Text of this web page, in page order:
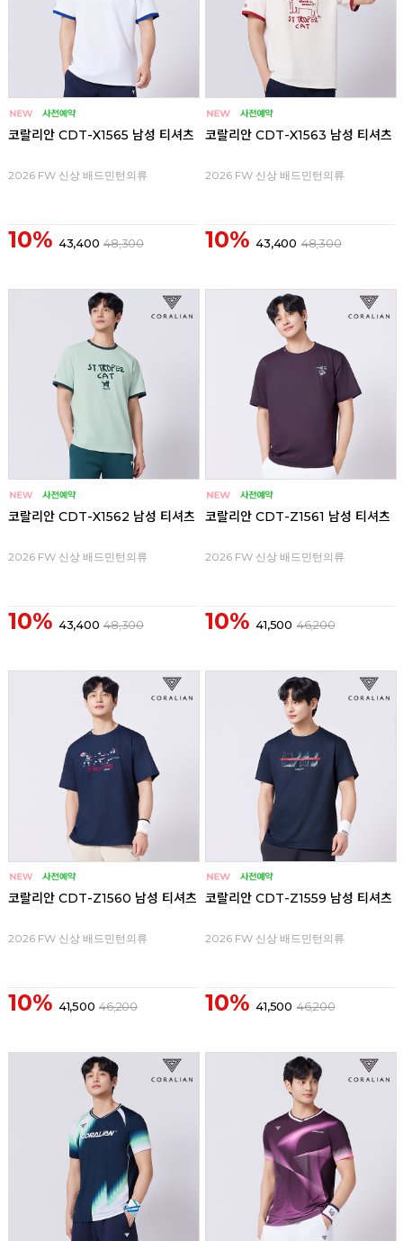
코랄리안 CDT-X1565 남성 티셔츠
2026 FW 신상 배드민턴의류
10% 43,400 48,300
코랄리안 CDT-X1563 남성 티셔츠
2026 FW 신상 배드민턴의류
10% 43,400 48,300
코랄리안 CDT-X1562 남성 티셔츠
2026 FW 신상 배드민턴의류
10% 43,400 48,300
코랄리안 CDT-Z1561 남성 티셔츠
2026 FW 신상 배드민턴의류
10% 41,500 46,200
코랄리안 CDT-Z1560 남성 티셔츠
2026 FW 신상 배드민턴의류
10% 41,500 46,200
코랄리안 CDT-Z1559 남성 티셔츠
2026 FW 신상 배드민턴의류
10% 41,500 46,200